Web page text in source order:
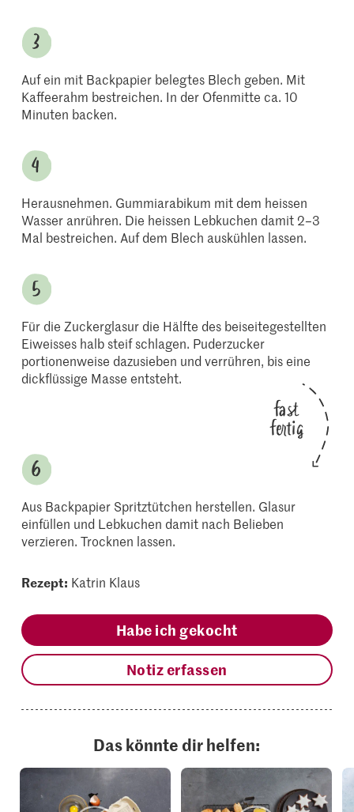
Auf ein mit Backpapier belegtes Blech geben. Mit
Kaffeerahm bestreichen. In der Ofenmitte ca. 10
Minuten backen.
Herausnehmen. Gummiarabikum mit dem heissen
Wasser anrühren. Die heissen Lebkuchen damit 2–3
Mal bestreichen. Auf dem Blech auskühlen lassen.
Für die Zuckerglasur die Hälfte des beiseitegestellten
Eiweisses halb steif schlagen. Puderzucker
portionenweise dazusieben und verrühren, bis eine
dickflüssige Masse entsteht.
fast
fertig
Aus Backpapier Spritztütchen herstellen. Glasur
einfüllen und Lebkuchen damit nach Belieben
verzieren. Trocknen lassen.
Rezept: Katrin Klaus
Habe ich gekocht
Notiz erfassen
Das könnte dir helfen: